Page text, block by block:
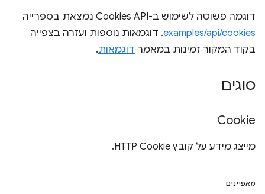
דוגמה פשוטה לשימוש ב-Cookies API נמצאת בספרייה
examples/api/cookies. דוגמאות נוספות ועזרה בצפייה
בקוד המקור זמינות במאמר דוגמאות.
סוגים
Cookie
מייצג מידע על קובץ HTTP Cookie.
מאפיינים